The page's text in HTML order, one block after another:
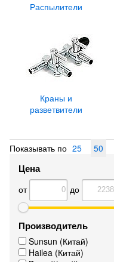
Распылители
Краны и
разветвители
Показывать по 25 50
Цена
от до
Производитель
Sunsun (Китай)
Hailea (Китай)